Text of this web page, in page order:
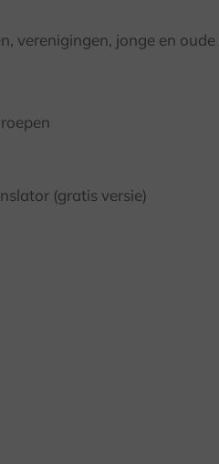
verenigingen, jonge en
(gratis versie)